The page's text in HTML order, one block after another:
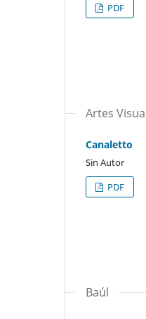
PDF
Artes
Canaletto
Sin Autor
PDF
Baúl